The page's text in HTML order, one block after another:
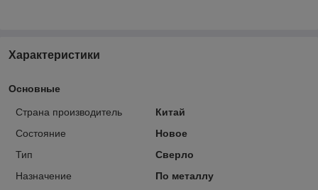
Характеристики
Основные
Страна производитель
Китай
Состояние
Новое
Тип
Сверло
Назначение
По металлу